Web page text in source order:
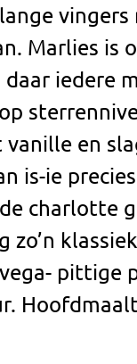
Marlies is
iedere
vanille en
is-ie
charlotte
zo’n
pittige